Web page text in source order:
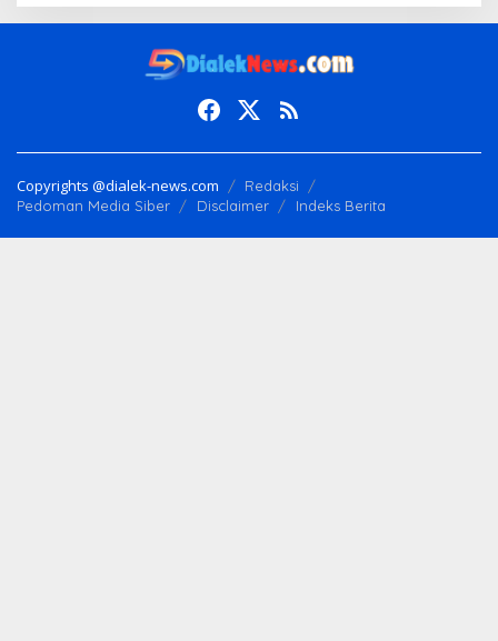
Copyrights @dialek-news.com
Redaksi
Pedoman Media Siber
Disclaimer Indeks Berita